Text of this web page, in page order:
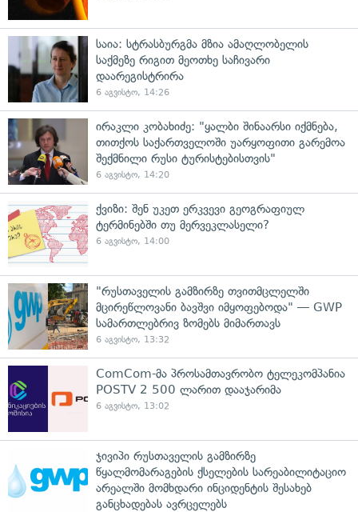
საია: სტრასბურგმა მზია ამაღლობელის
საქმეზე რიგით მეოთხე საჩივარი
დაარეგისტრირა
6 აგვისტო, 14:26
ირაკლი კობახიძე: "ყალბი შინაარსი იქმნება,
თითქოს საქართველოში უარყოფითი გარემოა
შექმნილი რუსი ტურისტებისთვის"
6 აგვისტო, 14:20
ქვიზი: შენ უკეთ ერკვევი გეოგრაფიულ
ტერმინებში თუ მერვეკლასელი?
6 აგვისტო, 14:00
"რუსთაველის გამზირზე თვითმცლელში
მცირეწლოვანი ბავშვი იმყოფებოდა" — GWP
სამართლებრივ ზომებს მიმართავს
6 აგვისტო, 13:32
ComCom-მა პროსამთავრობო ტელეკომპანია
POSTV 2 500 ლარით დააჯარიმა
6 აგვისტო, 13:02
ჯივიპი რუსთაველის გამზირზე
წყალმომარაგების ქსელების სარეაბილიტაციო
არეალში მომხდარი ინციდენტის შესახებ
განცხადებას ავრცელებს